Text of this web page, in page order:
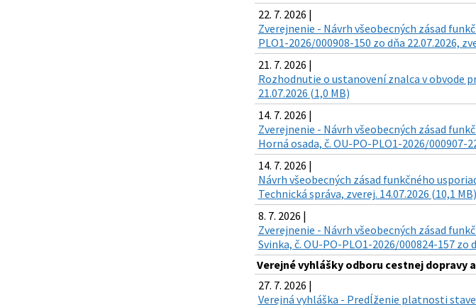
22. 7. 2026 |
Zverejnenie - Návrh všeobecných zásad
PLO1-2026/000908-150 zo dňa 22.07.2026,
21. 7. 2026 |
Rozhodnutie o ustanovení znalca v obvode
21.07.2026 (1,0 MB)
14. 7. 2026 |
Zverejnenie - Návrh všeobecných zásad
Horná osada, č. OU-PO-PLO1-2026/000907-
14. 7. 2026 |
Návrh všeobecných zásad funkčného
Technická správa, zverej. 14.07.2026 (10,1 MB)
8. 7. 2026 |
Zverejnenie - Návrh všeobecných zásad
Svinka, č. OU-PO-PLO1-2026/000824-157 zo
Verejné vyhlášky odboru cestnej dopravy
27. 7. 2026 |
Verejná vyhláška - Predĺženie platnosti